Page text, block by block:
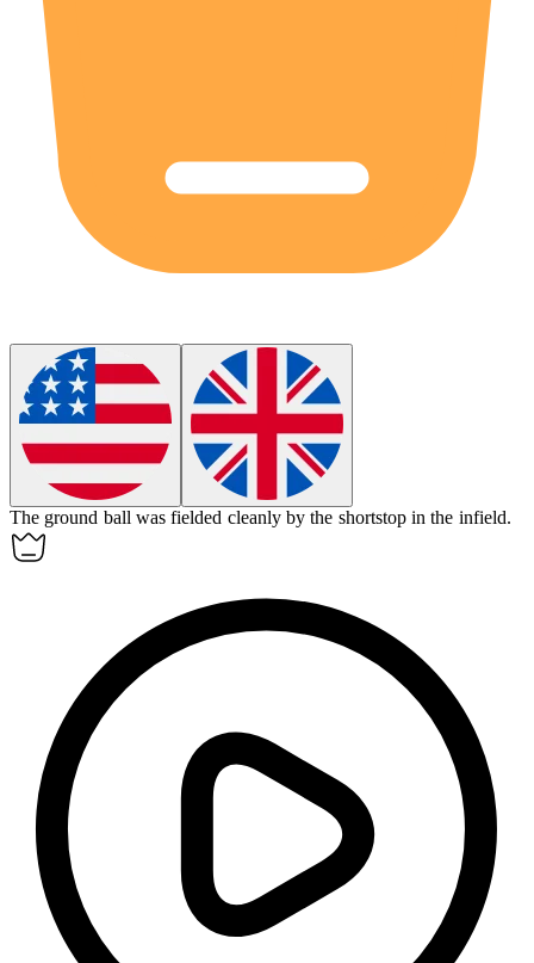
The ground ball was fielded cleanly by the shortstop in the infield.